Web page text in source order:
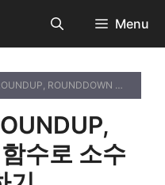
Menu
함수로 소수점 반올림 처리하기
수로 소수